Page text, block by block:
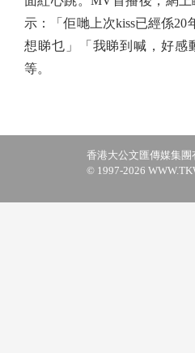
示：「佢哋上次kiss已經係
想睇乜」「我睇到喊，好感
等。
香港大公文匯傳媒集
© 1997-2026